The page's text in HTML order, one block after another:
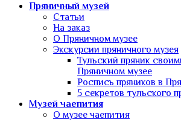
Пряничный музей
Статьи
На заказ
О Пряничном музее
Экскурсии пряничного музея
Тульский пряник
Пряничном музее
Роспись пряников в
5 секретов тульского
Музей чаепития
О музее чаепития